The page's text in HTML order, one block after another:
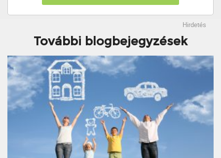
Hirdetés
További blogbejegyzések